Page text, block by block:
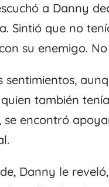
a Danny
Sintió que no
su enemigo.
sentimientos,
también
se encontró
Danny le